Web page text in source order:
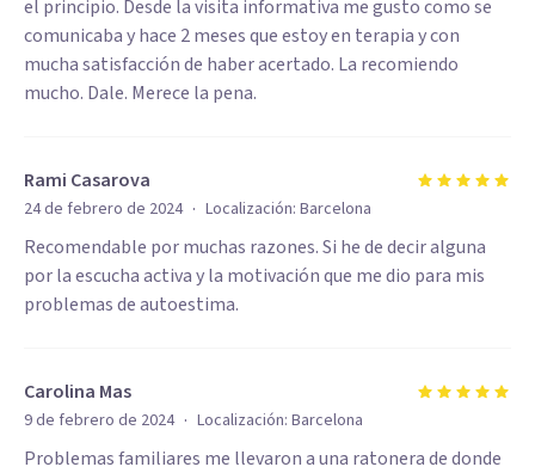
el principio. Desde la visita informativa me gusto como se
comunicaba y hace 2 meses que estoy en terapia y con
mucha satisfacción de haber acertado. La recomiendo
mucho. Dale. Merece la pena.
Rami Casarova
24 de febrero de 2024 · Localización: Barcelona
Recomendable por muchas razones. Si he de decir alguna
por la escucha activa y la motivación que me dio para mis
problemas de autoestima.
Carolina Mas
9 de febrero de 2024 · Localización: Barcelona
Problemas familiares me llevaron a una ratonera de donde